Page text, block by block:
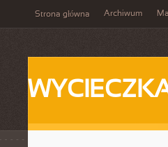
Strona główna Archiwum